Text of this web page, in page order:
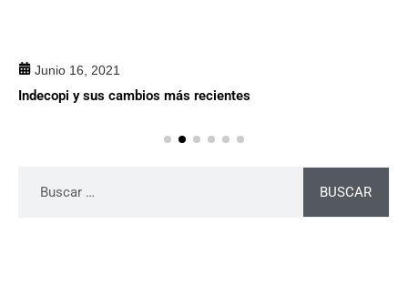
Junio 16, 2021
Indecopi y sus cambios más recientes
BUSCAR